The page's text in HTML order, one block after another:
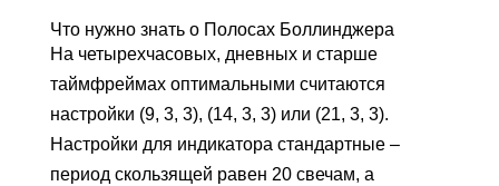
Что нужно знать о Полосах Боллинджера
На четырехчасовых, дневных и старше
таймфреймах оптимальными считаются
настройки (9, 3, 3), (14, 3, 3) или (21, 3, 3).
Настройки для индикатора стандартные –
период скользящей равен 20 свечам, а